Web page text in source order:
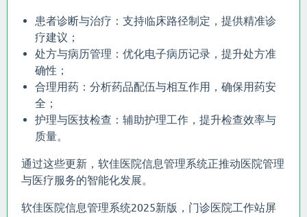
患者诊断与治疗：支持临床路径制定，提供精准诊
疗建议；
处方与病历管理：优化电子病历记录，提升处方准
确性；
合理用药：分析药品配伍与相互作用，确保用药安
全；
护理与医技检查：辅助护理工作，提升检查效率与
质量。
通过这些更新，软佳医院信息管理系统正推动医院管理
与医疗服务的智能化发展。
软佳医院信息管理系统2025新版，门诊医院工作站屏